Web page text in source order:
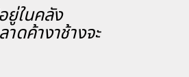
ยู่ในคลัง
ค้างาช้างจะ